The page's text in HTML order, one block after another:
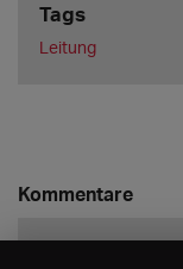
Tags
Leitung
Kommentare